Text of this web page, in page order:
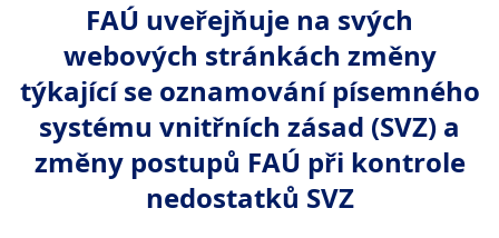
FAÚ uveřejňuje na svých
webových stránkách změny
týkající se oznamování písemného
systému vnitřních zásad (SVZ) a
změny postupů FAÚ při kontrole
nedostatků SVZ